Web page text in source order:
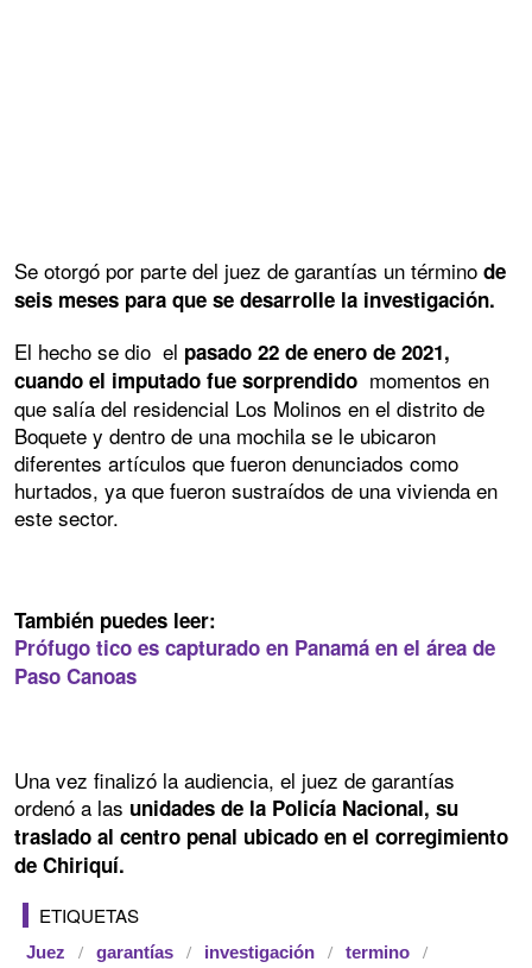
Se otorgó por parte del juez de garantías un término de
seis meses para que se desarrolle la investigación.
El hecho se dio el pasado 22 de enero de 2021,
cuando el imputado fue sorprendido momentos en
que salía del residencial Los Molinos en el distrito de
Boquete y dentro de una mochila se le ubicaron
diferentes artículos que fueron denunciados como
hurtados, ya que fueron sustraídos de una vivienda en
este sector.
También puedes leer:
Prófugo tico es capturado en Panamá en el área de
Paso Canoas
Una vez finalizó la audiencia, el juez de garantías
ordenó a las unidades de la Policía Nacional, su
traslado al centro penal ubicado en el corregimiento
de Chiriquí.
ETIQUETAS
Juez garantías investigación termino